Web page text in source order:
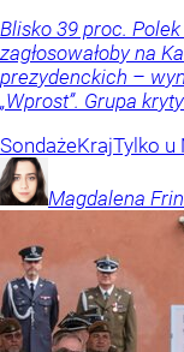
Blisko 39 proc.
zagłosowałoby na
prezydenckich –
„Wprost”. Grupa
SondażeKrajTylko u
Magdalena